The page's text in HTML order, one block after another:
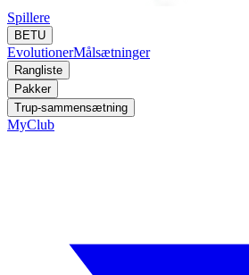
Spillere
BETU
EvolutionerMålsætninger
Rangliste
Pakker
Trup-sammensætning
MyClub